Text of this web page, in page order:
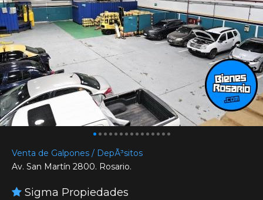
Venta de Galpones / DepÃ³sitos
Av. San Martín 2800. Rosario.
Sigma Propiedades